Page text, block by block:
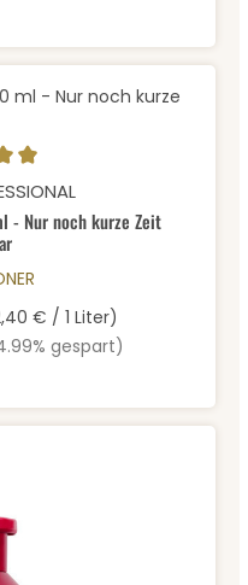
5 von 5 Sternen
- Nur noch kurze Zeit
€ / 1 Liter)
gespart)